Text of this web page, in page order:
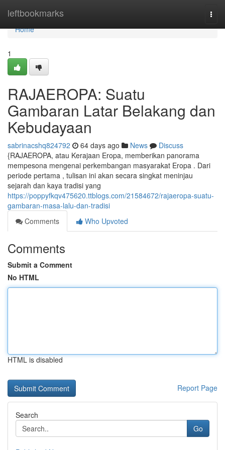
leftbookmarks
Home
Home
1
RAJAEROPA: Suatu
Gambaran Latar Belakang dan
Kebudayaan
sabrinacshq824792 64 days ago News
Discuss
{RAJAEROPA, atau Kerajaan Eropa, memberikan panorama
mempesona mengenai perkembangan masyarakat Eropa . Dari
periode pertama , tulisan ini akan secara singkat meninjau
sejarah dan kaya tradisi yang
https://poppyfkqv475620.ttblogs.com/21584672/rajaeropa-suatu-
gambaran-masa-lalu-dan-tradisi
Comments
Who Upvoted
Comments
Submit a Comment
No HTML
HTML is disabled
Report Page
Search
Go